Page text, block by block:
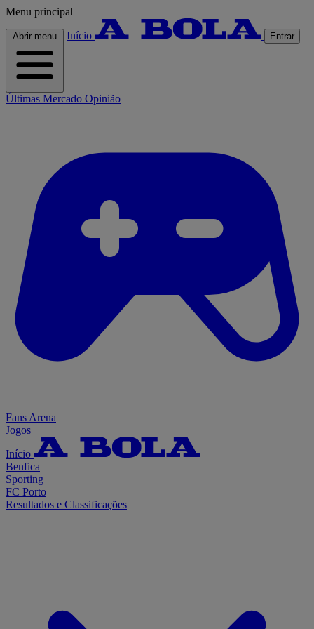
Menu principal
Abrir menu Início Entrar
Últimas Mercado Opinião
Fans Arena
Jogos
Início
Benfica
Sporting
FC Porto
Resultados e Classificações